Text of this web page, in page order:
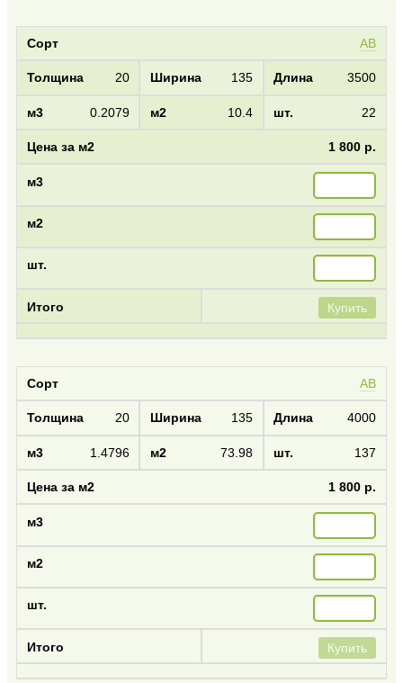
AB
20 135 3500
0.2079 10.4 22
1 800 р.
Купить
AB
20 135 4000
1.4796 73.98 137
1 800 р.
Купить